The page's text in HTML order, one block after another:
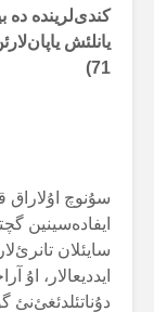
کندی‌لریندە دە
یانلئش
71)
سۇنوچ اۇلاراق
ایفادەسینین
سایئلان
ایددیعالار، اۇ